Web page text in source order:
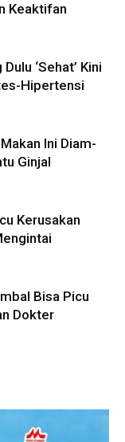
Keaktifan
‘Sehat’ Kini
Hipertensi
Ini Diam-
Ginjal
Kerusakan
Bisa Picu
Dokter